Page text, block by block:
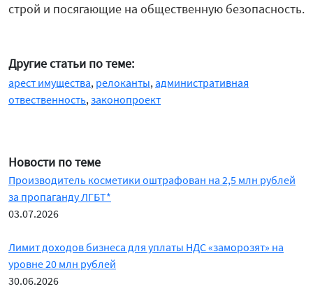
строй и посягающие на общественную безопасность.
Другие статьи по теме:
арест имущества, релоканты,административная
отвественность,законопроект
Новости по теме
Производитель косметики оштрафован на 2,5 млн рублей
за пропаганду ЛГБТ*
03.07.2026
Лимит доходов бизнеса для уплаты НДС «заморозят» на
уровне 20 млн рублей
30.06.2026